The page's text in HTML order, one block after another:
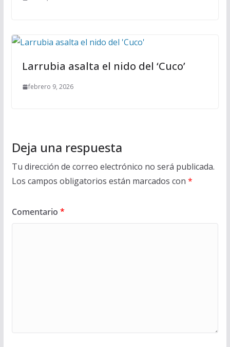
Larrubia asalta el nido del ‘Cuco’
febrero 9, 2026
Deja una respuesta
Tu dirección de correo electrónico no será publicada.
Los campos obligatorios están marcados con *
Comentario *